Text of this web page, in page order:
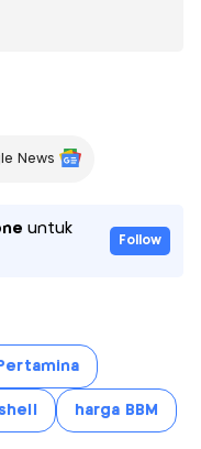
News
untuk
Follow
harga BBM